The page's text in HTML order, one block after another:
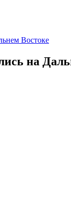
Востоке
на